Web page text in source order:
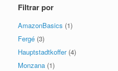
Filtrar por
AmazonBasics (1)
Fergé (3)
Hauptstadtkoffer (4)
Monzana (1)